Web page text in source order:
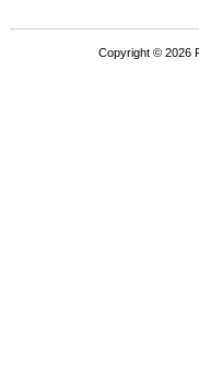
Copyright © 2026